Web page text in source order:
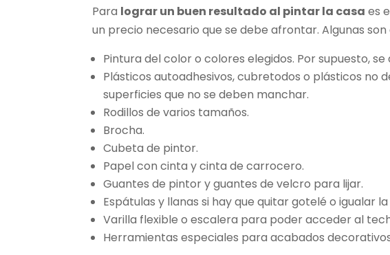
Para lograr un buen resultado al pintar la casa es
un precio necesario que se debe afrontar. Algunas son
Pintura del color o colores elegidos. Por supuesto,
Plásticos autoadhesivos, cubretodos o plásticos no
superficies que no se deben manchar.
Rodillos de varios tamaños.
Brocha.
Cubeta de pintor.
Papel con cinta y cinta de carrocero.
Guantes de pintor y guantes de velcro para lijar.
Espátulas y llanas si hay que quitar gotelé o igualar
Varilla flexible o escalera para poder acceder al
Herramientas especiales para acabados